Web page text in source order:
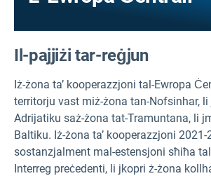
Il-pajjiżi tar-reġjun
Iż-żona ta’ kooperazzjoni tal-Ewropa
territorju vast miż-żona tan-Nofsinhar,
Adrijatiku saż-żona tat-Tramuntana, li
Baltiku. Iż-żona ta’ kooperazzjoni
sostanzjalment mal-estensjoni sħiħa
Interreg preċedenti, li jkopri ż-żona